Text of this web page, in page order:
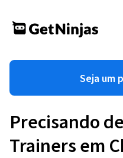
Seja um
Precisando
Trainers em